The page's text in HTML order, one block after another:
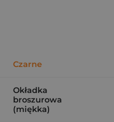
Czarne
Okładka
broszurowa
(miękka)